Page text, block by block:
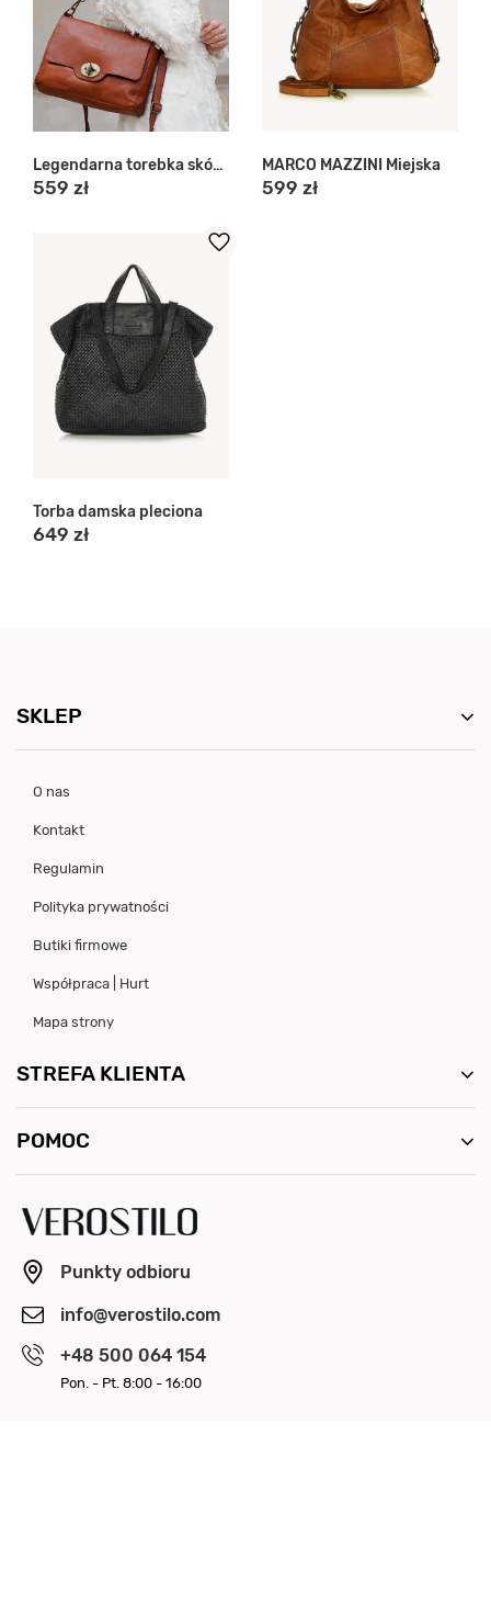
Legendarna torebka skórzana
559 zł
MARCO MAZZINI Miejska
599 zł
Torba damska pleciona
649 zł
SKLEP
O nas
Kontakt
Regulamin
Polityka prywatności
Butiki firmowe
Współpraca | Hurt
Mapa strony
STREFA KLIENTA
POMOC
Punkty odbioru
info@verostilo.com
+48 500 064 154
Pon. - Pt. 8:00 - 16:00